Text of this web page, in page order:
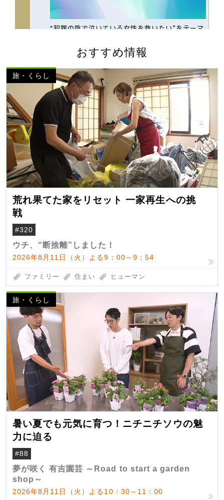
おすすめ情報
旅・くらし
荒れ果てた家をリセット 一家再生への挑
戦
#320
ウチ、“断捨離”しました！
2026年8月11日（火）よる9：00～9：54
ファミリー 住まい ヒューマン
旅・くらし
暑い夏でも元気に育つ！ニチニチソウの魅
力に迫る
#88
夢が咲く 有吉園芸 ～Road to start a garden
shop～
2026年8月11日（火）よる10：30～11：00